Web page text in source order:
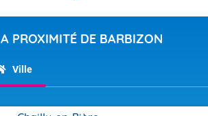
Pour la
Tendance
A PROXIMITÉ DE BARBIZON
Ville
Cet après-
Très